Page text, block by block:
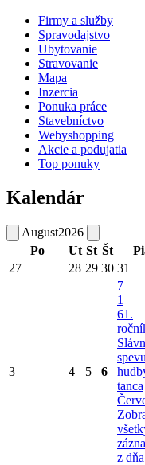
Firmy a služby
Spravodajstvo
Ubytovanie
Stravovanie
Mapa
Inzercia
Ponuka práce
Stavebníctvo
Webyshopping
Akcie a podujatia
Top ponuky
Kalendár
August2026
Po
Ut St Št
27
28 29 30 31
3 4 5 6
7
1
61.
tanca
z dňa